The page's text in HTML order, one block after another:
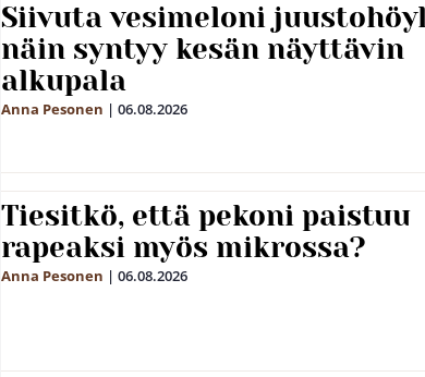
Siivuta vesimeloni
näin syntyy kesän näyttävin
alkupala
Anna Pesonen | 06.08.2026
Tiesitkö, että pekoni paistuu
rapeaksi myös mikrossa?
Anna Pesonen | 06.08.2026